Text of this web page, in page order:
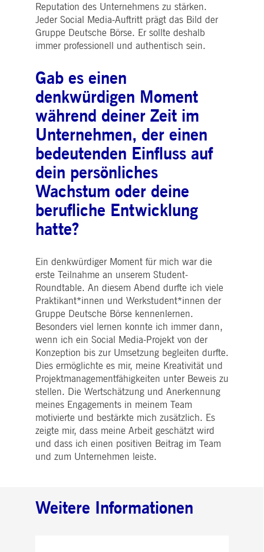
Reputation des Unternehmens zu stärken.
Jeder Social Media-Auftritt prägt das Bild der
Gruppe Deutsche Börse. Er sollte deshalb
immer professionell und authentisch sein.
Gab es einen
denkwürdigen Moment
während deiner Zeit im
Unternehmen, der einen
bedeutenden Einfluss auf
dein persönliches
Wachstum oder deine
berufliche Entwicklung
hatte?
Ein denkwürdiger Moment für mich war die
erste Teilnahme an unserem Student-
Roundtable. An diesem Abend durfte ich viele
Praktikant*innen und Werkstudent*innen der
Gruppe Deutsche Börse kennenlernen.
Besonders viel lernen konnte ich immer dann,
wenn ich ein Social Media-Projekt von der
Konzeption bis zur Umsetzung begleiten durfte.
Dies ermöglichte es mir, meine Kreativität und
Projektmanagementfähigkeiten unter Beweis zu
stellen. Die Wertschätzung und Anerkennung
meines Engagements in meinem Team
motivierte und bestärkte mich zusätzlich. Es
zeigte mir, dass meine Arbeit geschätzt wird
und dass ich einen positiven Beitrag im Team
und zum Unternehmen leiste.
Weitere Informationen
boerse.com
Minuten
58
Webanalyseplattform von Piwik verknüpft. Es
wird verwendet, um Website-Eigentümern
dabei zu helfen, das Besucherverhalten zu
verfolgen und die Leistung der Website zu
messen. Es handelt sich um ein Muster-
Cookie, bei dem auf das Präfix _pk_ses eine